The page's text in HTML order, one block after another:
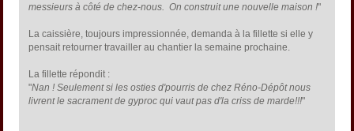
messieurs à côté de chez-nous. On construit une nouvelle maison !"
La caissière, toujours impressionnée, demanda à la fillette si elle y
pensait retourner travailler au chantier la semaine prochaine.
La fillette répondit :
"Nan ! Seulement si les osties d'pourris de chez Réno-Dépôt nous
livrent le sacrament de gyproc qui vaut pas d'la criss de marde!!!"